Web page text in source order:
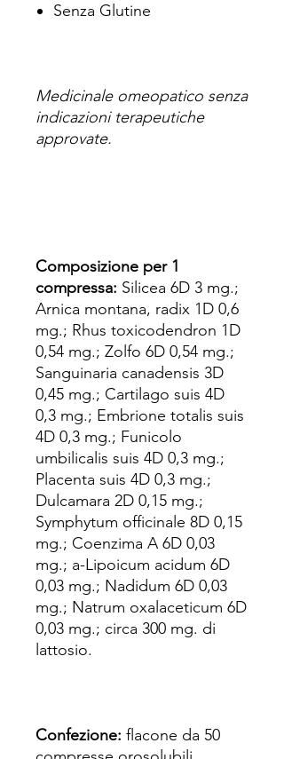
Senza Glutine
Medicinale omeopatico senza
indicazioni terapeutiche
approvate.
Composizione per 1
compressa: Silicea 6D 3 mg.;
Arnica montana, radix 1D 0,6
mg.; Rhus toxicodendron 1D
0,54 mg.; Zolfo 6D 0,54 mg.;
Sanguinaria canadensis 3D
0,45 mg.; Cartilago suis 4D
0,3 mg.; Embrione totalis suis
4D 0,3 mg.; Funicolo
umbilicalis suis 4D 0,3 mg.;
Placenta suis 4D 0,3 mg.;
Dulcamara 2D 0,15 mg.;
Symphytum officinale 8D 0,15
mg.; Coenzima A 6D 0,03
mg.; a-Lipoicum acidum 6D
0,03 mg.; Nadidum 6D 0,03
mg.; Natrum oxalaceticum 6D
0,03 mg.; circa 300 mg. di
lattosio.
Confezione: flacone da 50